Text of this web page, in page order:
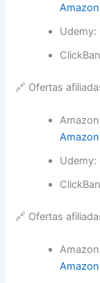
Udemy:
🔗 Ofertas
Udemy:
🔗 Ofertas